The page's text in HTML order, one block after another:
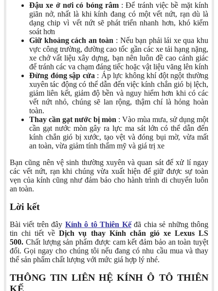
Đậu xe ở nơi có bóng râm: Để tránh việc bề mặt kính
giãn nở, nhất là khi kính đang có một vết nứt, rạn dù là
dạng chip vì vết nứt sẽ phát triển nhanh hơn, khó kiểm
soát hơn
Giữ khoảng cách an toàn : Nếu bạn phải lái xe qua khu
vực công trường, đường cao tốc gần các xe tải hạng nặng,
xe chở vất liệu xây dựng, bạn nên luôn đề cao cảnh giác
để tránh các va chạm đáng tiếc hoặc vật liệu văng lên kính
Đừng đóng sập cửa : Áp lực không khí đột ngột thường
xuyên tác động có thể dẫn đến việc kính chắn gió bị lệch,
giảm liên kết, giảm độ bền và nguy hiểm hơn khi có các
vết nứt nhỏ, chúng sẽ lan rộng, thậm chí là hỏng hoàn
toàn.
Thay cần gạt nước bị mòn : Vào mùa mưa, sử dụng một
cần gạt nước mòn gây ra lực ma sát lớn có thể dẫn đến
kính chắn gió bị xước, tạo vệt và đóng bụi mờ, vừa mất
an toàn, vừa giảm tính thẩm mỹ và giá trị xe
Bạn cũng nên vệ sinh thường xuyên và quan sát để xử lí ngay
các vết nứt, rạn khi chúng vừa xuất hiện để giữ được sự toàn
vẹn của kính cũng như đảm bảo cho hành trình di chuyển luôn
an toàn.
Lời kết
Bài viết trên đây Kính ô tô Thiên Kếđã chia sẻ những thông
tin chi tiết vềDịch vụ thay Kính chắn gió xe Lexus LS
500. Chất lượng sản phẩm được cam kết đảm bảo an toàn tuyệt
đối. Gọi ngay cho chúng tôi nếu đang có nhu cầu mua và thay
thế sản phẩm chất lượng với mức giá hợp lý nhé.
THÔNG TIN LIÊN HỆ KÍNH Ô TÔ THIÊN
KẾ